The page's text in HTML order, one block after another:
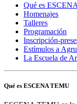
Qué es
Homenajes
Talleres
Programación
Inscripción-
Estímulos a
La Escuela de
Qué es ESCENA TEMU